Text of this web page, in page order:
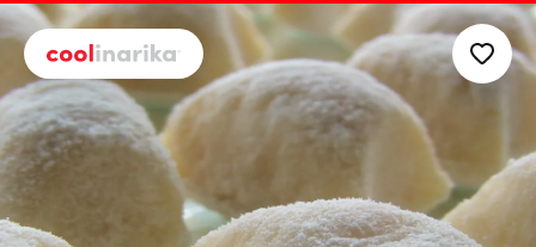
Preskoči na glavni sadržaj